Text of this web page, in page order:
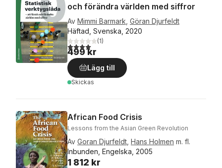
och förändra världen med siffror
Av Mimmi Barmark Göran Djurfeldt
Häftad, Svenska, 2020
4,0utav 5 stjärnor. Totalt antal röster:
(1)
499 kr
Lägg till
Skickas
African Food Crisis
Lessons from the Asian Green Revolution
Av Goran Djurfeldt Hans Holmen m. fl.
Inbunden, Engelska, 2005
1 812 kr